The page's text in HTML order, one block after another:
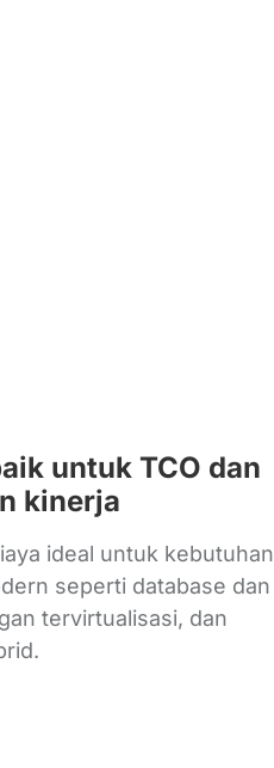
untuk TCO dan
kinerja
ideal untuk kebutuhan
seperti database dan
tervirtualisasi, dan